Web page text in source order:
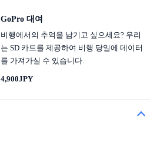
GoPro 대여
비행에서의 추억을 남기고 싶으세요? 우리
는 SD 카드를 제공하여 비행 당일에 데이터
를 가져가실 수 있습니다.
4,900JPY